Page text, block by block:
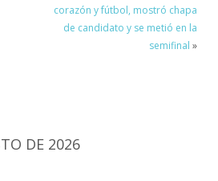
corazón y fútbol, mostró chapa
de candidato y se metió en la
semifinal »
DE 2026